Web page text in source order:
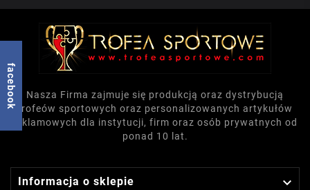
Nasza Firma zajmuje się produkcją oraz dystrybucją
trofeów sportowych oraz personalizowanych artykułów
reklamowych dla instytucji, firm oraz osób prywatnych od
ponad 10 lat.
Informacja o sklepie 
facebook